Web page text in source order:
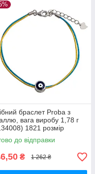
браслет Proba з
вага виробу 1,78 г
1821 розмір
до відправки
₴ 1 262 ₴